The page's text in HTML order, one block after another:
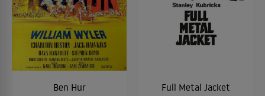
Ben Hur Full Metal Jacket